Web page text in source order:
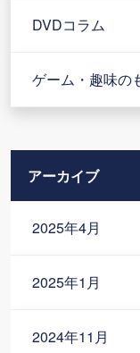
DVDコラム
ゲーム・趣味の
アーカイブ
2025年4月
2025年1月
2024年11月